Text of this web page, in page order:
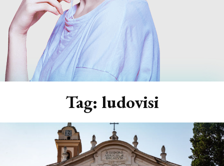
Tag: ludovisi